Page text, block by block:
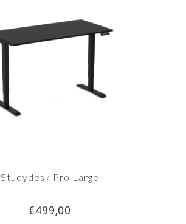
Studydesk Pro Large
€499,00